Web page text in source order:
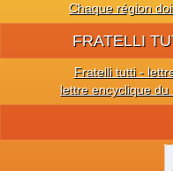
Chaque région
FRATELLI
Fratelli tutti -
lettre encyclique